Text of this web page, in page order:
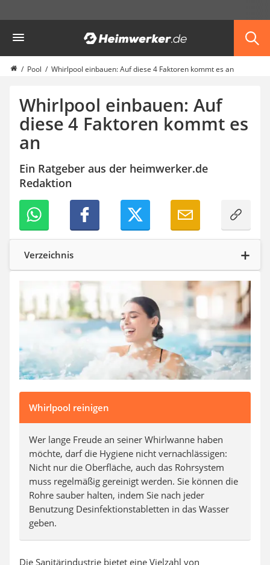
Haus & Bau
Außenleuchte mit Kamera
Ozongenerator
Smart-Home-Rauchmelder
Schlüsseltresor
Überwachungskameras außen
Regendusche
Reizstromgerät
Infrarot-Thermometer
GPS-Tracker
Digitale Zeitschaltuhr
Paketbriefkasten
Fensterkontaktschalter
Hygrometer
LED-Baustrahler
LED-Beamer
Video-Türsprechanlage
Pool Whirlpool einbauen: Auf diese 4 Faktoren kommt es an
Whirlpool einbauen: Auf
diese 4 Faktoren kommt es
an
Ein Ratgeber aus der heimwerker.de
Redaktion
Verzeichnis
Whirlpool reinigen
Wer lange Freude an seiner Whirlwanne haben
möchte, darf die Hygiene nicht vernachlässigen:
Nicht nur die Oberfläche, auch das Rohrsystem
muss regelmäßig gereinigt werden. Sie können die
Rohre sauber halten, indem Sie nach jeder
Benutzung Desinfektionstabletten in das Wasser
geben.
Die Sanitärindustrie bietet eine Vielzahl von